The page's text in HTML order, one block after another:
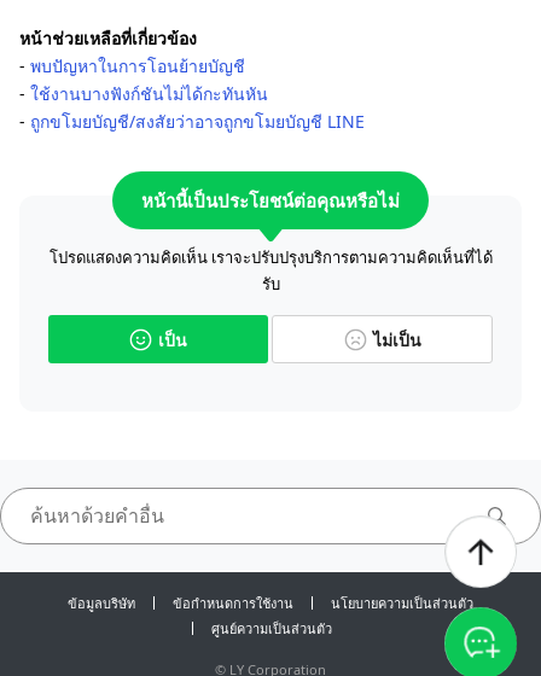
หน้าช่วยเหลือที่เกี่ยวข้อง
- พบปัญหาในการโอนย้ายบัญชี
- ใช้งานบางฟังก์ชันไม่ได้กะทันหัน
- ถูกขโมยบัญชี/สงสัยว่าอาจถูกขโมยบัญชี LINE
หน้านี้เป็นประโยชน์ต่อคุณหรือไม่
โปรดแสดงความคิดเห็น เราจะปรับปรุงบริการตามความคิดเห็นที่ได้
รับ
เป็น ไม่เป็น
ข้อมูลบริษัท ข้อกำหนดการใช้งาน
นโยบายความเป็นส่วนตัว
ศูนย์ความเป็นส่วนตัว
© LY Corporation